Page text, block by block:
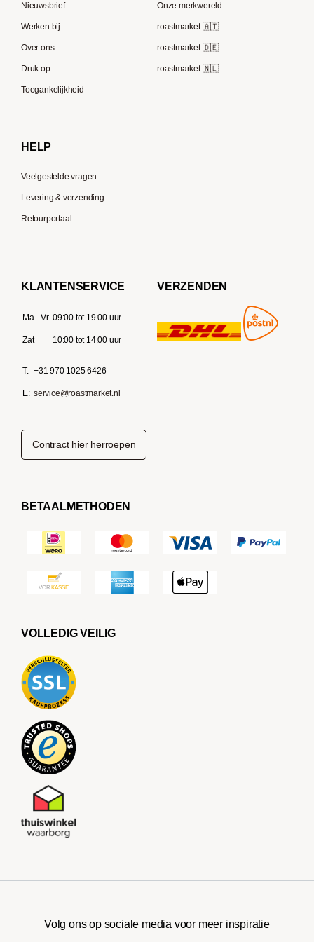
Berliner Kaffeerösterei
Speicherstadt Kaffee
Supremo
Moccamaster
Nieuwsbrief
Werken bij
Over ons
Druk op
Toegankelijkheid
Onze merkwereld
roastmarket 🇦🇹
roastmarket 🇩🇪
roastmarket 🇳🇱
HELP
Veelgestelde vragen
Levering & verzending
Retourportaal
KLANTENSERVICE
Ma - Vr 09:00 tot 19:00 uur
Zat 10:00 tot 14:00 uur
T: +31 970 1025 6426
E: service@roastmarket.nl
VERZENDEN
Contract hier herroepen
BETAALMETHODEN
VOLLEDIG VEILIG
Volg ons op sociale media voor meer inspiratie